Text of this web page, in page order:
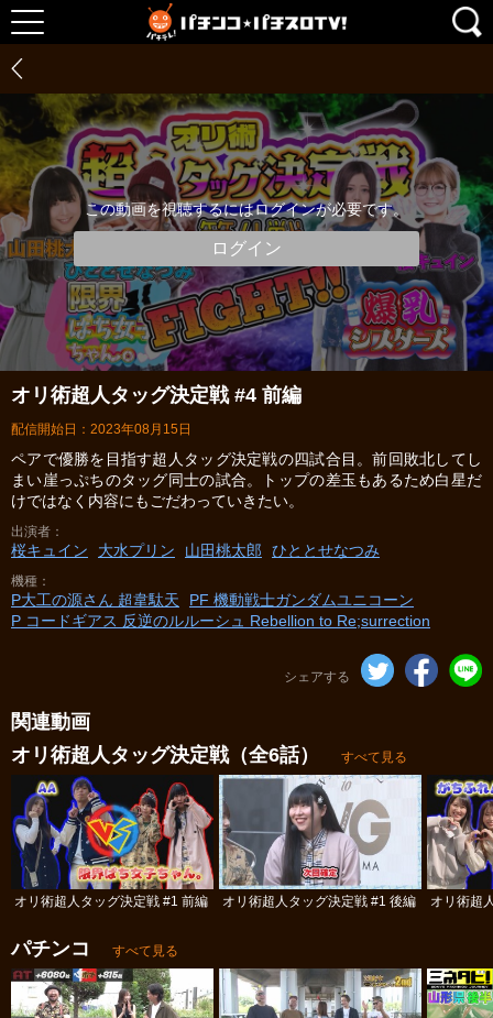
この動画を視聴するにはログインが必要です。
ログイン
オリ術超人タッグ決定戦 #4 前編
配信開始日：2023年08月15日
ペアで優勝を目指す超人タッグ決定戦の四試合目。前回敗北してし
まい崖っぷちのタッグ同士の試合。トップの差玉もあるため白星だ
けではなく内容にもごだわっていきたい。
出演者
桜キュイン 大水プリン 山田桃太郎 ひととせなつみ
機種
P大工の源さん 超韋駄天
PF 機動戦士ガンダムユニコーン
P コードギアス 反逆のルルーシュ Rebellion to Re;surrection
シェアする
関連動画
オリ術超人タッグ決定戦（全6話）
すべて見る
オリ術超人タッグ決定戦 #1 前編 オリ術超人タッグ決定戦 #1 後編 オリ術超
パチンコ すべて見る